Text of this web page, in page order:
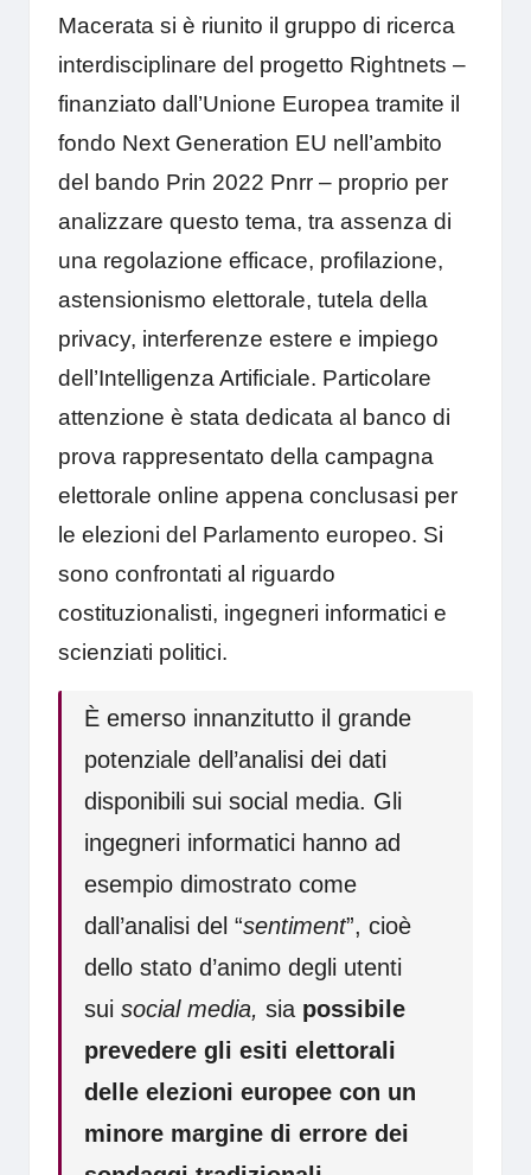
Macerata si è riunito il gruppo di ricerca
interdisciplinare del progetto Rightnets –
finanziato dall’Unione Europea tramite il
fondo Next Generation EU nell’ambito
del bando Prin 2022 Pnrr – proprio per
analizzare questo tema, tra assenza di
una regolazione efficace, profilazione,
astensionismo elettorale, tutela della
privacy, interferenze estere e impiego
dell’Intelligenza Artificiale. Particolare
attenzione è stata dedicata al banco di
prova rappresentato della campagna
elettorale online appena conclusasi per
le elezioni del Parlamento europeo. Si
sono confrontati al riguardo
costituzionalisti, ingegneri informatici e
scienziati politici.
È emerso innanzitutto il grande
potenziale dell’analisi dei dati
disponibili sui social media. Gli
ingegneri informatici hanno ad
esempio dimostrato come
dall’analisi del “sentiment”, cioè
dello stato d’animo degli utenti
suisocial media, sia possibile
prevedere gli esiti elettorali
delle elezioni europee con un
minore margine di errore dei